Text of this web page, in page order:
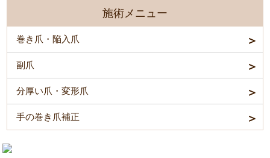
施術メニュー
巻き爪・陥入爪
副爪
分厚い爪・変形爪
手の巻き爪補正